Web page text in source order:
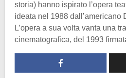
storia) hanno ispirato l’opera
ideata nel 1988 dall’americano
L’opera a sua volta vanta una
cinematografica, del 1993